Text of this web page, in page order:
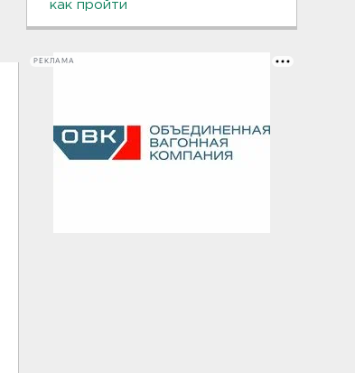
как пройти
РЕКЛАМА